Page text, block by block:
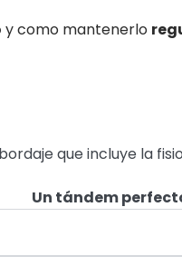
y como mantenerlo
que incluye la
Un tándem